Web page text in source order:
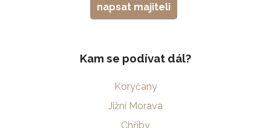
napsat majiteli
Kam se podívat dál?
Koryčany
Jižní Morava
Chřiby